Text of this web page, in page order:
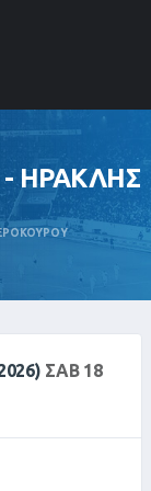
ΗΡΑΚΛΗΣ
ΣΑΒ 18